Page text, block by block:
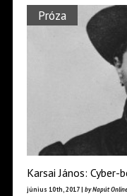
Próza
Karsai János: Cyber-
június 10th, 2017 | by Napút Online